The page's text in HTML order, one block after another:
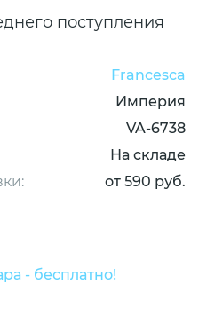
поступления
Francesca
Империя
VA-6738
На складе
от 590 руб.
- бесплатно!